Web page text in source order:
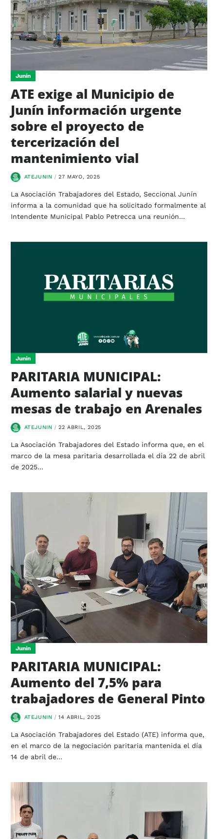
Junín
ATE exige al Municipio de
Junín información urgente
sobre el proyecto de
tercerización del
mantenimiento vial
ATEJUNIN 27 MAYO, 2025
La Asociación Trabajadores del Estado, Seccional Junín
informa a la comunidad que ha solicitado formalmente al
Intendente Municipal Pablo Petrecca una reunión…
Junín
PARITARIA MUNICIPAL:
Aumento salarial y nuevas
mesas de trabajo en Arenales
ATEJUNIN 22 ABRIL, 2025
La Asociación Trabajadores del Estado informa que, en el
marco de la mesa paritaria desarrollada el día 22 de abril
de 2025…
Junín
PARITARIA MUNICIPAL:
Aumento del 7,5% para
trabajadores de General Pinto
ATEJUNIN 14 ABRIL, 2025
La Asociación Trabajadores del Estado (ATE) informa que,
en el marco de la negociación paritaria mantenida el día
14 de abril de…